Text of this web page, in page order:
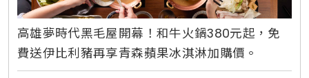
高雄夢時代黑毛屋開幕！和牛火鍋380元起，免
費送伊比利豬再享青森蘋果冰淇淋加購價。